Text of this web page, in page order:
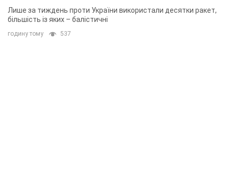
Лише за тиждень проти України використали десятки ракет,
більшість із яких – балістичні
годину тому 537